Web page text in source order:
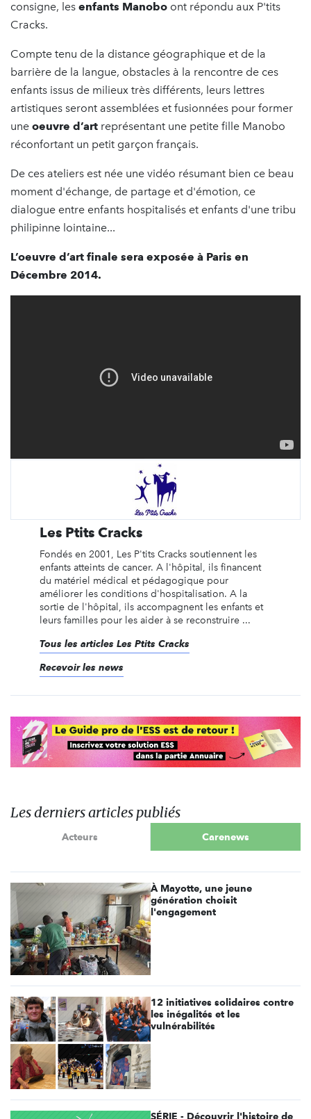
consigne, les enfants Manobo ont répondu aux P'tits
Cracks.
Compte tenu de la distance géographique et de la
barrière de la langue, obstacles à la rencontre de ces
enfants issus de milieux très différents, leurs lettres
artistiques seront assemblées et fusionnées pour former
une oeuvre d’art représentant une petite fille Manobo
réconfortant un petit garçon français.
De ces ateliers est née une vidéo résumant bien ce beau
moment d'échange, de partage et d'émotion, ce
dialogue entre enfants hospitalisés et enfants d'une tribu
philipinne lointaine...
L’oeuvre d’art finale sera exposée à Paris en
Décembre 2014.
Les Ptits Cracks
Fondés en 2001, Les P'tits Cracks soutiennent les
enfants atteints de cancer. A l'hôpital, ils financent
du matériel médical et pédagogique pour
améliorer les conditions d'hospitalisation. A la
sortie de l'hôpital, ils accompagnent les enfants et
leurs familles pour les aider à se reconstruire ...
Tous les articles Les Ptits Cracks
Recevoir les news
Les derniers articles publiés
Acteurs Carenews
À Mayotte, une jeune
génération choisit
l'engagement
12 initiatives solidaires contre
les inégalités et les
vulnérabilités
SÉRIE - Découvrir l'histoire de